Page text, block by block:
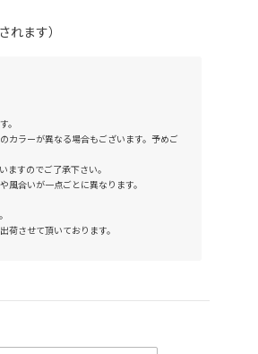
れます）
。
カラーが異なる場合もございます。予めご
ますのでご了承下さい。
合いが一点ごとに異なります。
荷させて頂いております。